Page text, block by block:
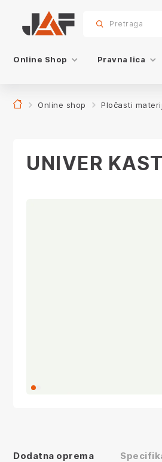
sr.skip-to.main-content
sr.skip-to.table-of-contents
sr.skip-to.main-navigation
Pretraga
Online Shop Pravna lica
Online shop Pločasti
UNIVER
Dodatna oprema